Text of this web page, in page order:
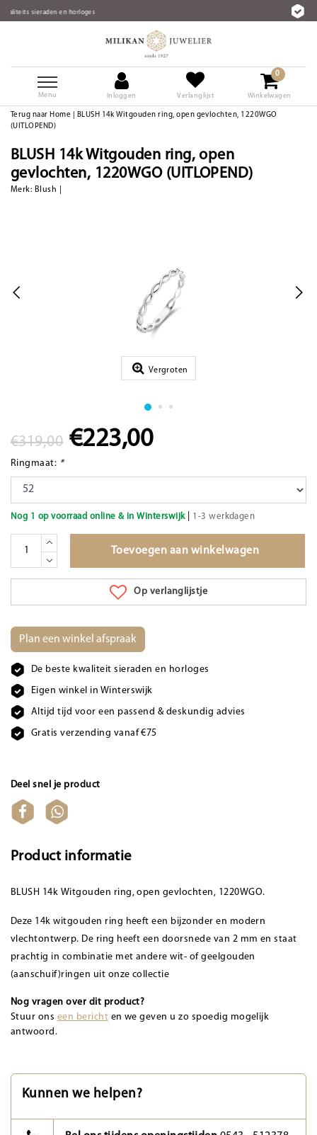
Gratis verzending vanaf €75
Menu Inloggen Verlanglijst
0
Winkelwagen
Terug naar Home
BLUSH 14k Witgouden ring, open gevlochten, 1220WGO
(UITLOPEND)
BLUSH 14k Witgouden ring, open
gevlochten, 1220WGO (UITLOPEND)
Merk: Blush
Vergroten
€319,00 €223,00
Ringmaat: *
Nog 1 op voorraad online & in Winterswijk| 1-3 werkdagen
Toevoegen aan winkelwagen
Op verlanglijstje
Plan een winkel afspraak
De beste kwaliteit sieraden en horloges
Eigen winkel in Winterswijk
Altijd tijd voor een passend & deskundig advies
Gratis verzending vanaf €75
Deel snel je product
Product informatie
BLUSH 14k Witgouden ring, open gevlochten, 1220WGO.
Deze 14k witgouden ring heeft een bijzonder en modern
vlechtontwerp. De ring heeft een doorsnede van 2 mm en staat
prachtig in combinatie met andere wit- of geelgouden
(aanschuif)ringen uit onze collectie
Nog vragen over dit product?
Stuur ons een bericht en we geven u zo spoedig mogelijk
antwoord.
Kunnen we helpen?